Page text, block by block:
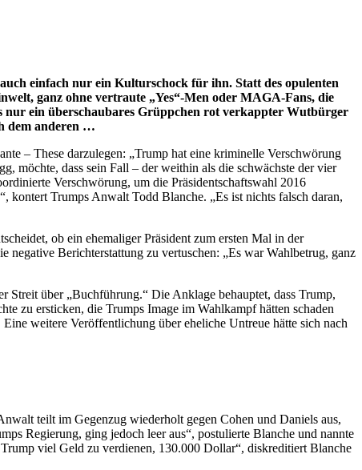
einfach nur ein Kulturschock für ihn. Statt des opulenten
ganz ohne vertraute „Yes“-Men oder MAGA-Fans, die
nur ein überschaubares Grüppchen rot verkappter Wutbürger
dem anderen …
– These darzulegen: „Trump hat eine kriminelle Verschwörung
möchte, dass sein Fall – der weithin als die schwächste der vier
Verschwörung, um die Präsidentschaftswahl 2016
kontert Trumps Anwalt Todd Blanche. „Es ist nichts falsch daran,
ob ein ehemaliger Präsident zum ersten Mal in der
Berichterstattung zu vertuschen: „Es war Wahlbetrug, ganz
Streit über „Buchführung.“ Die Anklage behauptet, dass Trump,
zu ersticken, die Trumps Image im Wahlkampf hätten schaden
weitere Veröffentlichung über eheliche Untreue hätte sich nach
teilt im Gegenzug wiederholt gegen Cohen und Daniels aus,
Regierung, ging jedoch leer aus“, postulierte Blanche und nannte
viel Geld zu verdienen, 130.000 Dollar“, diskreditiert Blanche